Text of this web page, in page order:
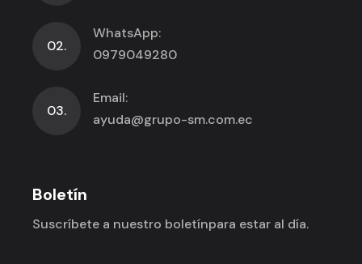
02.
WhatsApp:
0979049280
03.
Email:
ayuda@grupo-sm.com.ec
Boletín
Suscríbete a nuestro boletínpara estar al día.